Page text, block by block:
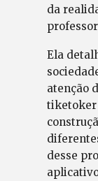
da
Ela
atenção
tiketoker
desse